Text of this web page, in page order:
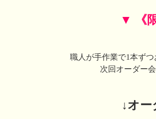
▼ 《
職人が手作業で1本ず
次回オーダー
↓オ